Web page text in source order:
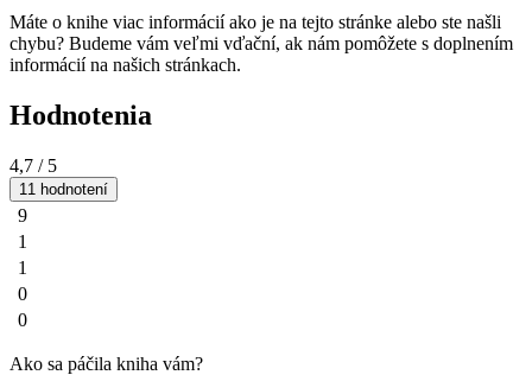
Máte o knihe viac informácií ako je na tejto stránke alebo ste našli
chybu? Budeme vám veľmi vďační, ak nám pomôžete s doplnením
informácií na našich stránkach.
Hodnotenia
4,7 / 5
11 hodnotení
9
1
1
0
0
Ako sa páčila kniha vám?